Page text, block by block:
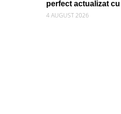
perfect actualizat
4 AUGUST 2026